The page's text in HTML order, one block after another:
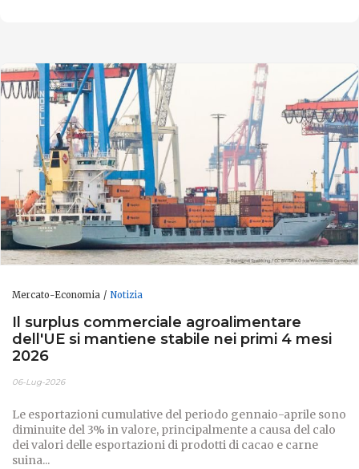
Mercato-Economia Notizia
Il surplus commerciale agroalimentare
dell'UE si mantiene stabile nei primi 4 mesi
2026
06-Lug-2026
Le esportazioni cumulative del periodo gennaio-aprile sono
diminuite del 3% in valore, principalmente a causa del calo
dei valori delle esportazioni di prodotti di cacao e carne
suina...